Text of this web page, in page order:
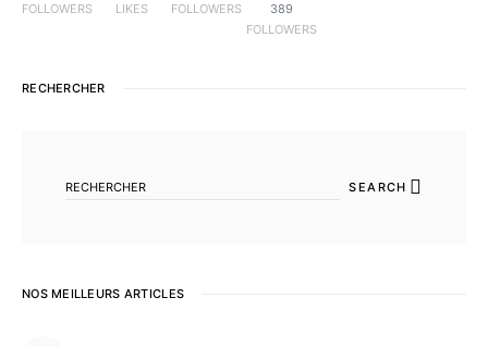
FOLLOWERS LIKES FOLLOWERS
389
FOLLOWERS
RECHERCHER
SEARCH
NOS MEILLEURS ARTICLES